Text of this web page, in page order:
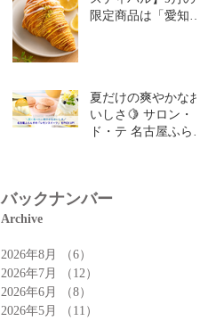
限定商品は「愛知牧
夏だけの爽やかなお
いしさ🍋 サロン・
ド・テ 名古屋ふらん
バックナンバー
Archive
2026年8月 （6）
2026年7月
（12）
2026年6月
（8）
2026年5月
（11）